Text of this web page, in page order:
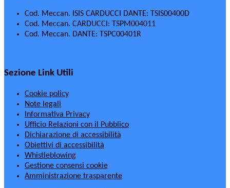
Cod. Meccan. ISIS CARDUCCI DANTE: TSIS00400D
Cod. Meccan. CARDUCCI: TSPM004011
Cod. Meccan. DANTE: TSPC00401R
Sezione Link Utili
Cookie policy
Note legali
Informativa Privacy
Ufficio Relazioni con il Pubblico
Dichiarazione di accessibilità
Obiettivi di accessibilità
Whistleblowing
Gestione consensi cookie
Amministrazione trasparente